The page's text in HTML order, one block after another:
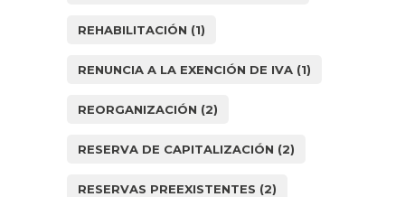
REHABILITACIÓN (1)
RENUNCIA A LA EXENCIÓN DE IVA (1)
REORGANIZACIÓN (2)
RESERVA DE CAPITALIZACIÓN (2)
RESERVAS PREEXISTENTES (2)